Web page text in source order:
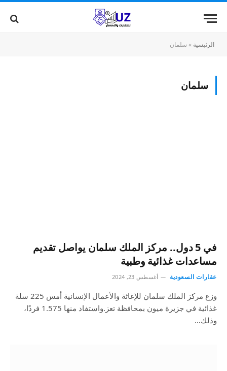
الرئيسية » سلمان
سلمان
في 5 دول.. مركز الملك سلمان يواصل تقديم
مساعدات غذائية وطبية
عقارات السعودية أغسطس 23, 2024
وزع مركز الملك سلمان للإغاثة والأعمال الإنسانية أمس 225 سلة
غذائية في جزيرة ميون بمحافظة تعز.واستفاد منها 1.575 فردًا،
وذلك…